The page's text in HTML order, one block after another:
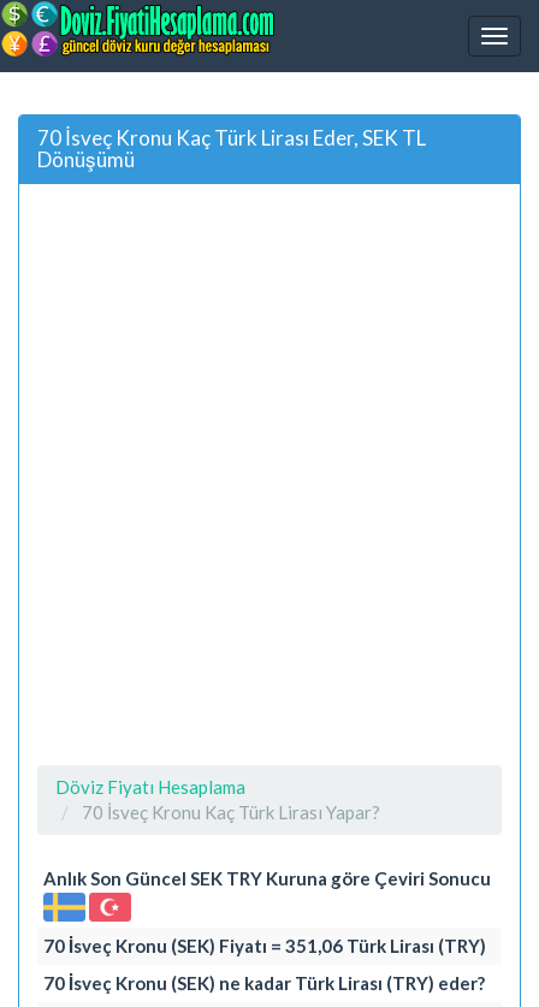
70 İsveç Kronu Kaç Türk Lirası Eder, SEK TL
Dönüşümü
Döviz Fiyatı Hesaplama
70 İsveç Kronu Kaç Türk Lirası Yapar?
Anlık Son Güncel SEK TRY Kuruna göre Çeviri Sonucu
70 İsveç Kronu (SEK) Fiyatı = 351,06 Türk Lirası (TRY)
70 İsveç Kronu (SEK) ne kadar Türk Lirası (TRY) eder?